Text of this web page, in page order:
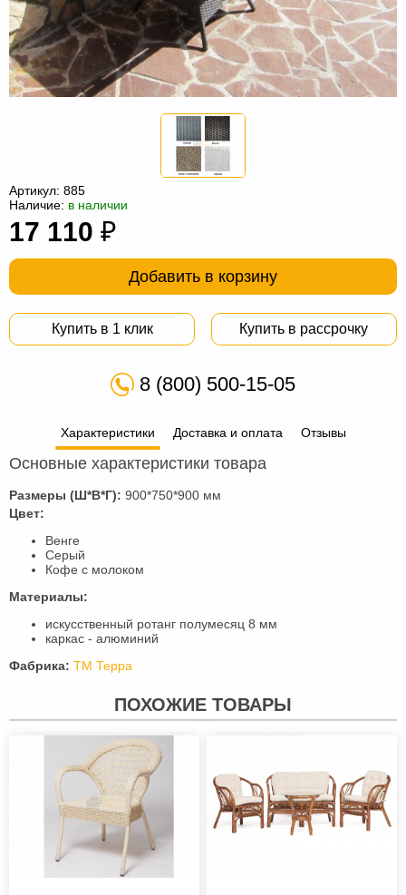
мебель
Столы
под
компьютер
Мебель
для
Мебель
мешки
Мебель
из
ротанга
Садовая
мебель
Косметологическое
оборудование
Артикул: 885
Наличие: в наличии
17 110 ₽
Добавить в корзину
Купить в 1 клик Купить в рассрочку
8 (800) 500-15-05
Характеристики Доставка и оплата Отзывы
Основные характеристики товара
Размеры (Ш*В*Г): 900*750*900 мм
Цвет:
Венге
Серый
Кофе с молоком
Материалы:
искусственный ротанг полумесяц 8 мм
каркас - алюминий
Фабрика: ТМ Терра
ПОХОЖИЕ ТОВАРЫ